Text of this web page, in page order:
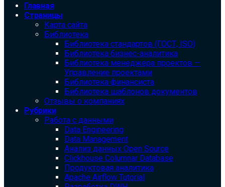
Главная
Страницы
Карта сайта
Библиотека
Библиотека cтандартов (ГОСТ, ISO)
Библиотека бизнес-аналитика
Библиотека менеджера проектов —
Управление проектами
Библиотека финансиста
Библиотека шаблонов документов
Отзывы о компаниях
Рубрики
Работа с данными
Data Engineering
Data Management
Анализ данных Open Source
Clickhouse Columnar Database
Продуктовая аналитика
Apache Airflow Tutorial